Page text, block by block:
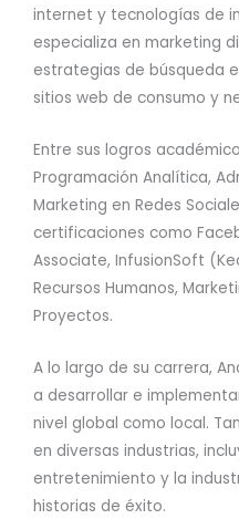
internet y tecnologías de
especializa en marketing
estrategias de búsqueda
sitios web de consumo y
Entre sus logros
Programación Analítica,
Marketing en Redes
certificaciones como
Associate, InfusionSoft
Recursos Humanos,
Proyectos.
A lo largo de su carrera,
a desarrollar e
nivel global como local.
en diversas industrias,
entretenimiento y la
historias de éxito.